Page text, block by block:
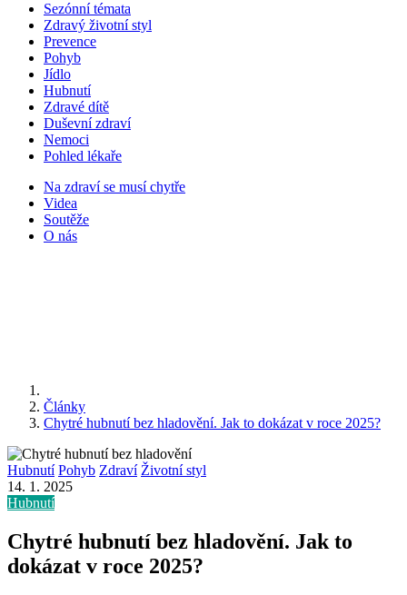
Sezónní témata
Zdravý životní styl
Prevence
Pohyb
Jídlo
Hubnutí
Zdravé dítě
Duševní zdraví
Nemoci
Pohled lékaře
Na zdraví se musí chytře
Videa
Soutěže
O nás
Články
Chytré hubnutí bez hladovění. Jak to dokázat v roce 2025?
Hubnutí Pohyb Zdraví Životní styl
14. 1. 2025
Hubnutí
Chytré hubnutí bez hladovění. Jak to
dokázat v roce 2025?